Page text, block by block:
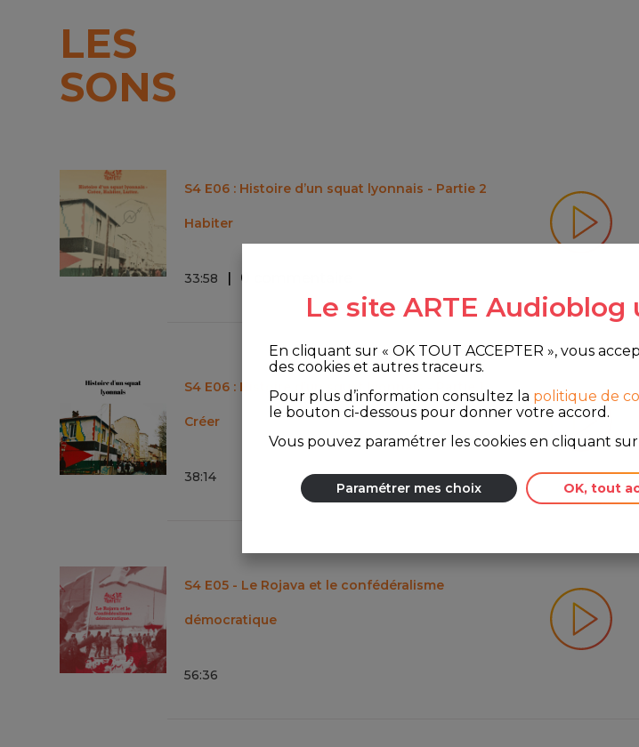
LES
SONS
S4 E06 : Histoire d’un squat lyonnais - Partie 2
Habiter
33:58 0 commentaire
S4 E06 : Histoire d’un squat lyonnais - Partie 1
Créer
38:14
S4 E05 - Le Rojava et le confédéralisme
démocratique
56:36
Le site ARTE
En cliquant sur « OK TOUT ACCEPTER », vous
des cookies et autres traceurs.
Pour plus d’information consultez la politique de
le bouton ci-dessous pour donner votre accord.
Vous pouvez paramétrer les cookies en cliquant
Paramétrer mes choix OK, tout